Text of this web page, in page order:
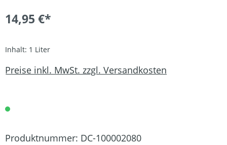
14,95 €*
Inhalt: 1 Liter
Preise inkl. MwSt. zzgl. Versandkosten
Produktnummer: DC-100002080